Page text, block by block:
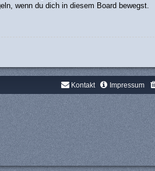
wenn du dich in diesem Board bewegst.
Impressum
Kontakt